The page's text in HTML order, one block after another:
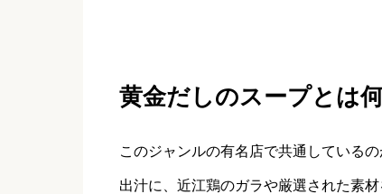
黄金だしのスープとは
このジャンルの有名店で共通している
出汁に、近江鶏のガラや厳選された素